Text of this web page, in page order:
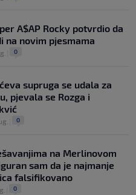
A$AP Rocky potvrdio da
na novim pjesmama
0
supruga se udala za
pjevala se Rozga i
0
na Merlinovom
sam da je najmanje
falsifikovano
0